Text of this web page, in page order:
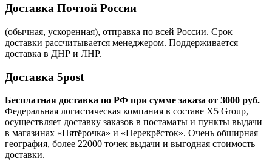
Доставка Почтой России
(обычная, ускоренная), отправка по всей России. Срок
доставки рассчитывается менеджером. Поддерживается
доставка в ДНР и ЛНР.
Доставка 5post
Бесплатная доставка по РФ при сумме заказа от 3000 руб.
Федеральная логистическая компания в составе X5 Group,
осуществляет доставку заказов в постаматы и пункты выдачи
в магазинах «Пятёрочка» и «Перекрёсток». Очень обширная
география, более 22000 точек выдачи и выгодная стоимость
доставки.